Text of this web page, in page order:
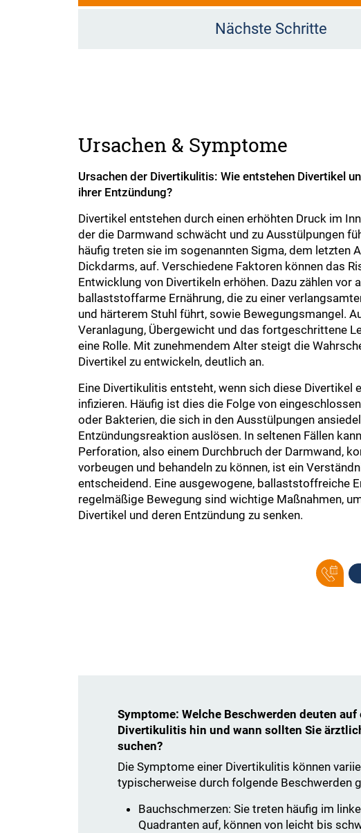
Nächste Schritte
Ursachen & Symptome
Ursachen der Divertikulitis: Wie entstehen Divertikel
ihrer Entzündung?
Divertikel entstehen durch einen erhöhten Druck im
der die Darmwand schwächt und zu Ausstülpungen
häufig treten sie im sogenannten Sigma, dem letzten
Dickdarms, auf. Verschiedene Faktoren können das
Entwicklung von Divertikeln erhöhen. Dazu zählen vor
ballaststoffarme Ernährung, die zu einer
und härterem Stuhl führt, sowie Bewegungsmangel.
Veranlagung, Übergewicht und das fortgeschrittene
eine Rolle. Mit zunehmendem Alter steigt die
Divertikel zu entwickeln, deutlich an.
Eine Divertikulitis entsteht, wenn sich diese Divertikel
infizieren. Häufig ist dies die Folge von
oder Bakterien, die sich in den Ausstülpungen
Entzündungsreaktion auslösen. In seltenen Fällen
Perforation, also einem Durchbruch der Darmwand,
vorbeugen und behandeln zu können, ist ein
entscheidend. Eine ausgewogene, ballaststoffreiche
regelmäßige Bewegung sind wichtige Maßnahmen,
Divertikel und deren Entzündung zu senken.
Symptome: Welche Beschwerden deuten auf
Divertikulitis hin und wann sollten Sie
suchen?
Die Symptome einer Divertikulitis können
typischerweise durch folgende Beschwerden
Bauchschmerzen: Sie treten häufig im
Quadranten auf, können von leicht bis